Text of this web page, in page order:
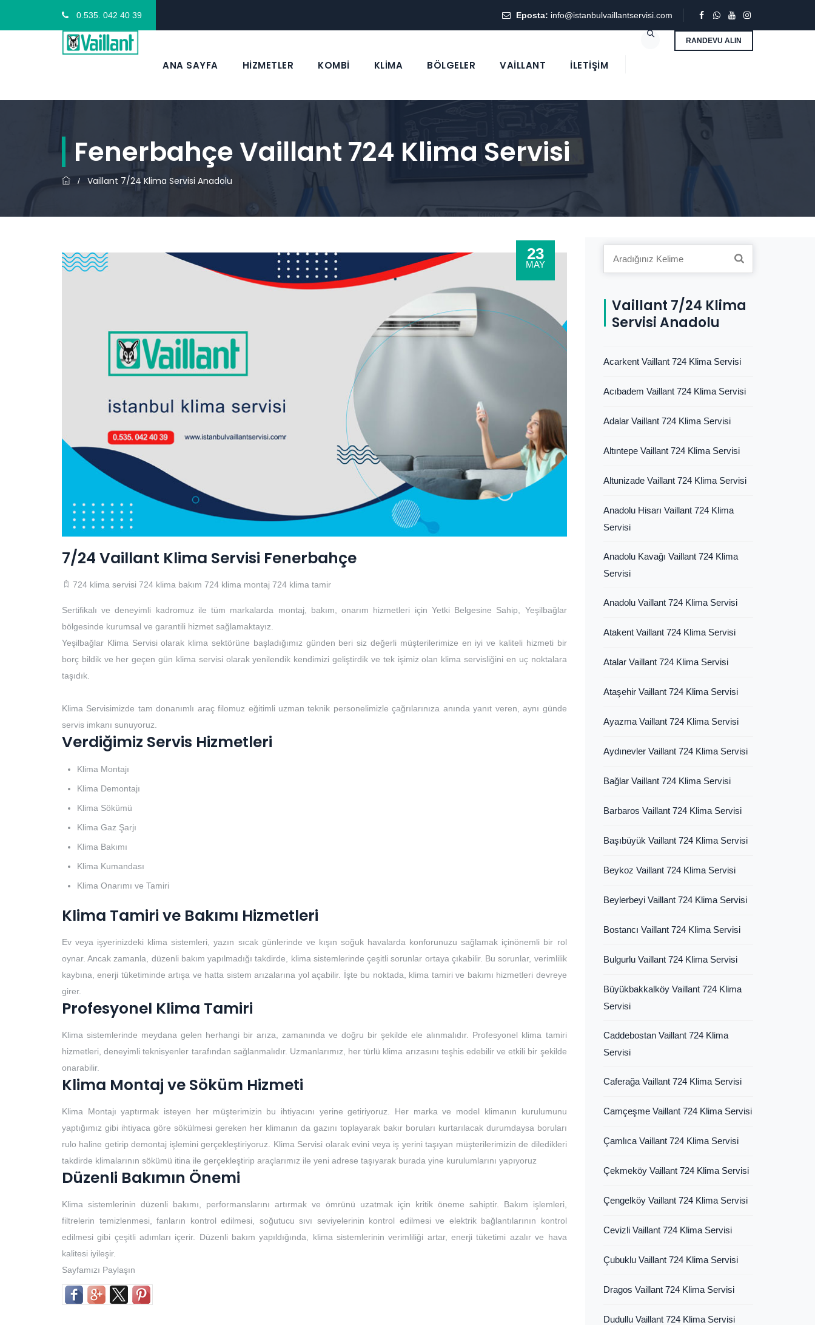
0.535. 042 40 39 Eposta: info@istanbulvaillantservisi.com
RANDEVU ALIN
ANA SAYFA HİZMETLER KOMBİ KLİMA BÖLGELER VAİLLANT İLETIŞIM
Fenerbahçe Vaillant 724 Klima Servisi
/ Vaillant 7/24 Klima Servisi Anadolu
23
MAY
7/24 Vaillant Klima Servisi Fenerbahçe
724 klima servisi 724 klima bakım 724 klima montaj 724 klima tamir
Sertifikalı ve deneyimli kadromuz ile tüm markalarda montaj, bakım, onarım hizmetleri için Yetki Belgesine Sahip, Yeşilbağlar
bölgesinde kurumsal ve garantili hizmet sağlamaktayız.
Yeşilbağlar Klima Servisi olarak klima sektörüne başladığımız günden beri siz değerli müşterilerimize en iyi ve kaliteli hizmeti bir
borç bildik ve her geçen gün klima servisi olarak yenilendik kendimizi geliştirdik ve tek işimiz olan klima servisliğini en uç noktalara
taşıdık.
Klima Servisimizde tam donanımlı araç filomuz eğitimli uzman teknik personelimizle çağrılarınıza anında yanıt veren, aynı günde
servis imkanı sunuyoruz.
Verdiğimiz Servis Hizmetleri
Klima Montajı
Klima Demontajı
Klima Sökümü
Klima Gaz Şarjı
Klima Bakımı
Klima Kumandası
Klima Onarımı ve Tamiri
Klima Tamiri ve Bakımı Hizmetleri
Ev veya işyerinizdeki klima sistemleri, yazın sıcak günlerinde ve kışın soğuk havalarda konforunuzu sağlamak içinönemli bir rol
oynar. Ancak zamanla, düzenli bakım yapılmadığı takdirde, klima sistemlerinde çeşitli sorunlar ortaya çıkabilir. Bu sorunlar, verimlilik
kaybına, enerji tüketiminde artışa ve hatta sistem arızalarına yol açabilir. İşte bu noktada, klima tamiri ve bakımı hizmetleri devreye
girer.
Profesyonel Klima Tamiri
Klima sistemlerinde meydana gelen herhangi bir arıza, zamanında ve doğru bir şekilde ele alınmalıdır. Profesyonel klima tamiri
hizmetleri, deneyimli teknisyenler tarafından sağlanmalıdır. Uzmanlarımız, her türlü klima arızasını teşhis edebilir ve etkili bir şekilde
onarabilir.
Klima Montaj ve Söküm Hizmeti
Klima Montajı yaptırmak isteyen her müşterimizin bu ihtiyacını yerine getiriyoruz. Her marka ve model klimanın kurulumunu
yaptığımız gibi ihtiyaca göre sökülmesi gereken her klimanın da gazını toplayarak bakır boruları kurtarılacak durumdaysa boruları
rulo haline getirip demontaj işlemini gerçekleştiriyoruz. Klima Servisi olarak evini veya iş yerini taşıyan müşterilerimizin de diledikleri
takdirde klimalarının sökümü itina ile gerçekleştirip araçlarımız ile yeni adrese taşıyarak burada yine kurulumlarını yapıyoruz
Düzenli Bakımın Önemi
Klima sistemlerinin düzenli bakımı, performanslarını artırmak ve ömrünü uzatmak için kritik öneme sahiptir. Bakım işlemleri,
filtrelerin temizlenmesi, fanların kontrol edilmesi, soğutucu sıvı seviyelerinin kontrol edilmesi ve elektrik bağlantılarının kontrol
edilmesi gibi çeşitli adımları içerir. Düzenli bakım yapıldığında, klima sistemlerinin verimliliği artar, enerji tüketimi azalır ve hava
kalitesi iyileşir.
Sayfamızı Paylaşın
Vaillant 7/24 Klima
Servisi Anadolu
Acarkent Vaillant 724 Klima Servisi
Acıbadem Vaillant 724 Klima Servisi
Adalar Vaillant 724 Klima Servisi
Altıntepe Vaillant 724 Klima Servisi
Altunizade Vaillant 724 Klima Servisi
Anadolu Hisarı Vaillant 724 Klima
Servisi
Anadolu Kavağı Vaillant 724 Klima
Servisi
Anadolu Vaillant 724 Klima Servisi
Atakent Vaillant 724 Klima Servisi
Atalar Vaillant 724 Klima Servisi
Ataşehir Vaillant 724 Klima Servisi
Ayazma Vaillant 724 Klima Servisi
Aydınevler Vaillant 724 Klima Servisi
Bağlar Vaillant 724 Klima Servisi
Barbaros Vaillant 724 Klima Servisi
Başıbüyük Vaillant 724 Klima Servisi
Beykoz Vaillant 724 Klima Servisi
Beylerbeyi Vaillant 724 Klima Servisi
Bostancı Vaillant 724 Klima Servisi
Bulgurlu Vaillant 724 Klima Servisi
Büyükbakkalköy Vaillant 724 Klima
Servisi
Caddebostan Vaillant 724 Klima
Servisi
Caferağa Vaillant 724 Klima Servisi
Camçeşme Vaillant 724 Klima Servisi
Çamlıca Vaillant 724 Klima Servisi
Çekmeköy Vaillant 724 Klima Servisi
Çengelköy Vaillant 724 Klima Servisi
Cevizli Vaillant 724 Klima Servisi
Çubuklu Vaillant 724 Klima Servisi
Dragos Vaillant 724 Klima Servisi
Dudullu Vaillant 724 Klima Servisi